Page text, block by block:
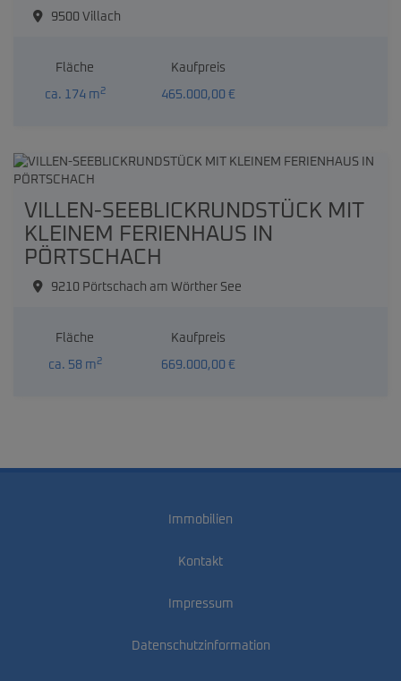
9500 Villach
Fläche
ca. 174 m2
Kaufpreis
465.000,00 €
VILLEN-SEEBLICKRUNDSTÜCK MIT
KLEINEM FERIENHAUS IN
PÖRTSCHACH
9210 Pörtschach am Wörther See
Fläche
ca. 58 m2
Kaufpreis
669.000,00 €
Immobilien
Kontakt
Impressum
Datenschutzinformation